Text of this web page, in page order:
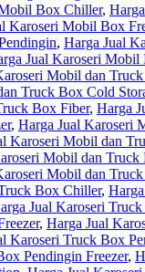
Box Chiller,
Karoseri Mobil Box
, Harga Jual
Jual Karoseri Mobil
Mobil dan
Truck Box Cold
Box Fiber, Harga
, Harga Jual Karoseri
Karoseri Mobil dan
Mobil dan Truck
Mobil dan
Box Chiller,
Jual Karoseri
, Harga Jual
Karoseri Truck Box
Pendingin Freezer,